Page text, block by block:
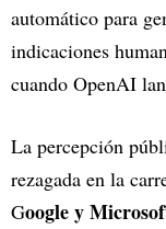
automático para
indicaciones
cuando OpenAI
La percepción
rezagada en la
Google y